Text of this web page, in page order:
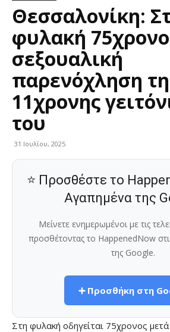
Θεσσαλονίκη:
φυλακή
σεξουαλική
παρενόχληση
11χρονης
του
31 Ιουλίου, 2025
⭐ Προσθέστε το
Αγαπημένα της
Μείνετε ενημερωμένοι με τις
προσθέτοντας το HappenedNow
της Google.
➕ Προσθήκη στη
Στη φυλακή οδηγείται 75χρονος